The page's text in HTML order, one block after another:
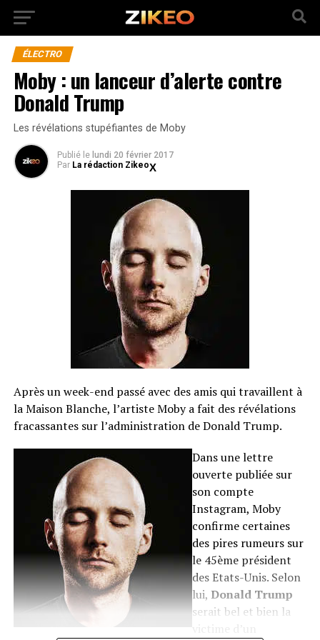
ÉLECTRO
Moby : un lanceur d’alerte contre
Donald Trump
Les révélations stupéfiantes de Moby
Publié le lundi 20 février 2017
Par La rédaction Zikeo
Après un week-end passé avec des amis qui travaillent à
la Maison Blanche, l’artiste Moby a fait des révélations
fracassantes sur l’administration de Donald Trump.
Dans une lettre
ouverte publiée sur
son compte
Instagram, Moby
confirme certaines
des pires rumeurs sur
le 45ème président
des Etats-Unis. Selon
lui, Donald Trump
serait bel et bien la